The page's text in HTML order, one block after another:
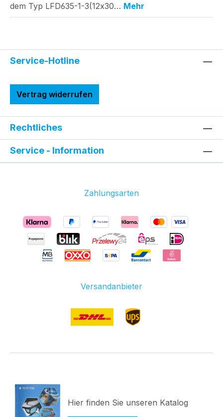
dem Typ LFD635-1-3(12x30… Mehr
Service-Hotline
Vertrag widerrufen
Rechtliches
Service - Information
Zahlungsarten
Versandanbieter
Hier finden Sie unseren Katalog